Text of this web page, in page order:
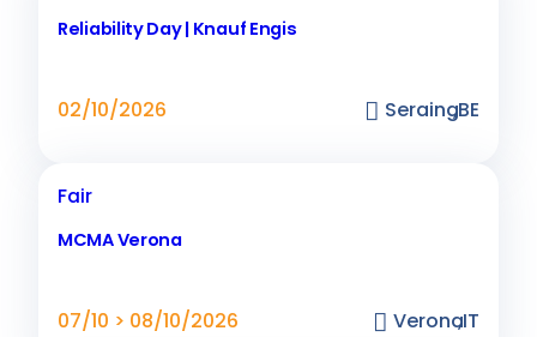
Reliability Day | Knauf Engis
02/10/2026 Seraing,BE
Fair
MCMA Verona
07/10 > 08/10/2026 Verona,IT